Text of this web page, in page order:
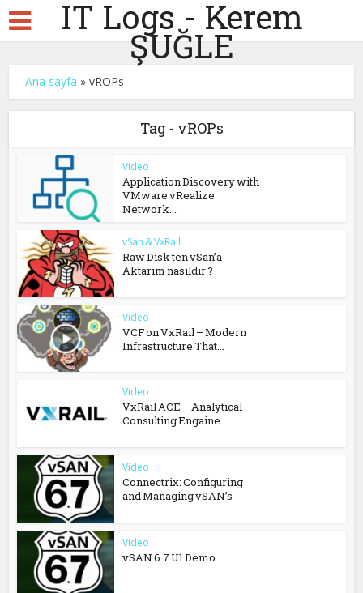
IT Logs - Kerem
ŞUĞLE
Ana sayfa »vROPs
Tag - vROPs
Video
Application Discovery with
VMware vRealize
Network...
vSan & VxRail
Raw Disk ten vSan’a
Aktarım nasıldır ?
Video
VCF on VxRail – Modern
Infrastructure That...
Video
VxRail ACE – Analytical
Consulting Engaine...
Video
Connectrix: Configuring
and Managing vSAN’s
Video
vSAN 6.7 U1 Demo